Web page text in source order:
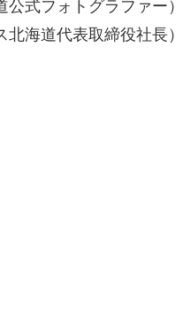
式フォトグラファー）
海道代表取締役社長）